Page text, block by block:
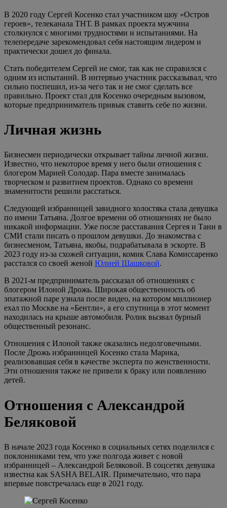
В 2020 году Сергей Косенко стал участником шоу «Остров
героев», телеканала ТНТ. В рамках проекта мужчина
столкнулся с многими трудностями и испытаниями. На
телепередаче зарекомендовал себя настоящим лидером и
практически дошел до финала.
Стать победителем Сергей не смог, так как не справился с
одним из испытаний. В интервью участник рассказывал, что
сильно поспешил, из-за чего так и не смог сделать все
правильно. Проект стал для Косенко очередным вызовом,
которые предприниматель привык ставить себе по жизни.
Личная жизнь
Бизнесмен периодически открывает тайны личной жизни.
Известно, что некоторое время у него были отношения с
блогером Марией Солодар. Пара вместе занималась
творческом и развитием проектов. Однако со времени
знаменитости решили расстаться.
Следующей избранницей завидного холостяка стала девушка
по имени Татьяна. Долгое времени об отношениях не было
никакой информации. Уже после расставания Сергея и Тани в
СМИ стали писать о прошлом девушки. До знакомства с
бизнесменом, Татьяна, якобы, подрабатывала в эскорте. В
2023 году из-за схожей ситуации, комик Слава Комиссаренко
расстался со своей женой Юлией Шашковой.
В 2021-м предприниматель рассказал об отношениях с
блогером Илоной Дрожь. Широкая общественность об
эпатажной паре узнала после видео, на котором миллионер
ехал по Москве на «Бентли», а его спутница в этот момент
находилась на крыше автомобиля. Ролик вызвал бурный
общественный резонанс.
Отношения с Илоной также оказались недолговечными.
После Дрожь избранницей Косенко стала Марика,
реализовавшая себя в качестве эксперта по женственности.
Эти отношения также не привели к браку или появлению
детей.
Отношения с Александрой
Беляковой
В начале 2023 года Косенко в социальных сетях поделился с
поклонниками тем, что уже полгода живет с новой
избранницей – Александрой Беляковой. В соцсетях девушка
известна как SASHA BELAIR. Примечательно, что пара
впервые повстречалась еще в 2021 году.